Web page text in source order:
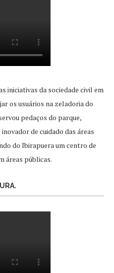
iniciativas da sociedade civil em
os usuários na zeladoria do
pedaços do parque,
de cuidado das áreas
do Ibirapuera um centro de
áreas públicas.